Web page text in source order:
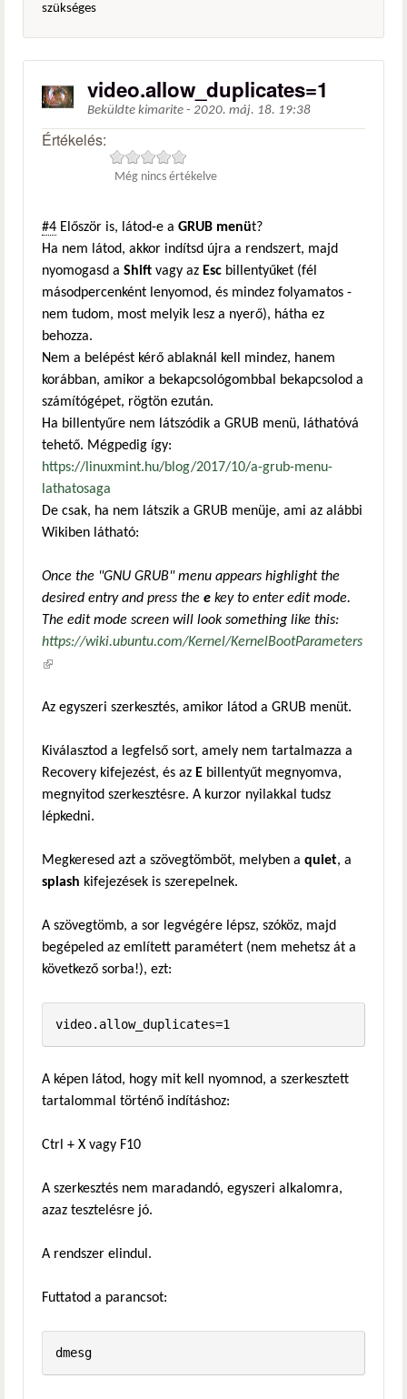
szükséges
video.allow_duplicates=1
Beküldte kimarite - 2020. máj. 18. 19:38
Értékelés:
Még nincs értékelve
#4 Először is, látod-e a GRUB menüt?
Ha nem látod, akkor indítsd újra a rendszert, majd
nyomogasd a Shift vagy az Esc billentyűket (fél
másodpercenként lenyomod, és mindez folyamatos -
nem tudom, most melyik lesz a nyerő), hátha ez
behozza.
Nem a belépést kérő ablaknál kell mindez, hanem
korábban, amikor a bekapcsológombbal bekapcsolod a
számítógépet, rögtön ezután.
Ha billentyűre nem látszódik a GRUB menü, láthatóvá
tehető. Mégpedig így:
https://linuxmint.hu/blog/2017/10/a-grub-menu-
lathatosaga
De csak, ha nem látszik a GRUB menüje, ami az alábbi
Wikiben látható:
Once the "GNU GRUB" menu appears highlight the
desired entry and press the e key to enter edit mode.
The edit mode screen will look something like this:
https://wiki.ubuntu.com/Kernel/KernelBootParameters
(külső hivatkozás)
Az egyszeri szerkesztés, amikor látod a GRUB menüt.
Kiválasztod a legfelső sort, amely nem tartalmazza a
Recovery kifejezést, és az E billentyűt megnyomva,
megnyitod szerkesztésre. A kurzor nyilakkal tudsz
lépkedni.
Megkeresed azt a szövegtömböt, melyben a quiet, a
splash kifejezések is szerepelnek.
A szövegtömb, a sor legvégére lépsz, szóköz, majd
begépeled az említett paramétert (nem mehetsz át a
következő sorba!), ezt:
video.allow_duplicates=1
A képen látod, hogy mit kell nyomnod, a szerkesztett
tartalommal történő indításhoz:
Ctrl + X vagy F10
A szerkesztés nem maradandó, egyszeri alkalomra,
azaz tesztelésre jó.
A rendszer elindul.
Futtatod a parancsot:
dmesg